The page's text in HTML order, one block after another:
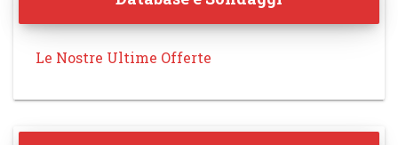
Le Nostre Ultime Offerte